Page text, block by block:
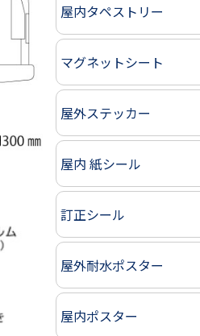
屋内タペストリー
マグネットシート
屋外ステッカー
屋内 紙シール
訂正シール
屋外耐水ポスター
屋内ポスター